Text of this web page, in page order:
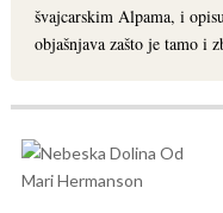
švajcarskim Alpama, i
objašnjava zašto je tamo i